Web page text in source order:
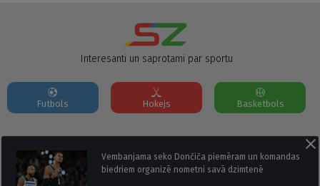
Vembanjama seko Dončiča piemēram un komandas
biedriem organizē nometni savā dzimtenē
Interesanti un saprotami par sportu
Futbols Hokejs Basketbols
Par mums Reklāmas Parametri Kontakti